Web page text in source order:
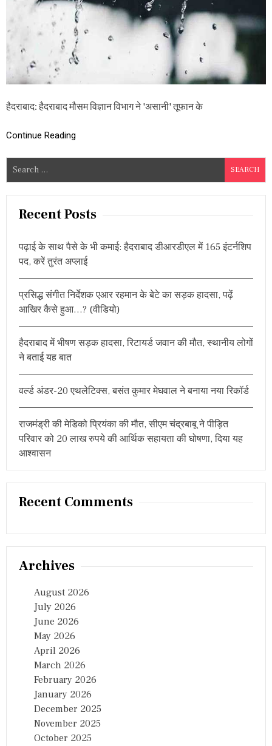
न
बा
हैदराबाद: हैदराबाद मौसम विज्ञान विभाग ने 'असानी' तूफान के
Continue Reading
e
a
Recent Posts
पढ़ाई के साथ पैसे के भी कमाई: हैदराबाद डीआरडीएल में 165 इंटर्नशिप
पद, करें तुरंत अप्लाई
प्रसिद्ध संगीत निर्देशक एआर रहमान के बेटे का सड़क हादसा, पढ़ें
आखिर कैसे हुआ…? (वीडियो)
हैदराबाद में भीषण सड़क हादसा, रिटायर्ड जवान की मौत, स्थानीय लोगों
ने बताई यह बात
वर्ल्ड अंडर-20 एथलेटिक्स, बसंत कुमार मेघवाल ने बनाया नया रिकॉर्ड
राजमंड्री की मेडिको प्रियंका की मौत, सीएम चंद्रबाबू ने पीड़ित
परिवार को 20 लाख रुपये की आर्थिक सहायता की घोषणा, दिया यह
आश्वासन
Recent Comments
Archives
August 2026
July 2026
June 2026
May 2026
April 2026
March 2026
February 2026
January 2026
December 2025
November 2025
October 2025